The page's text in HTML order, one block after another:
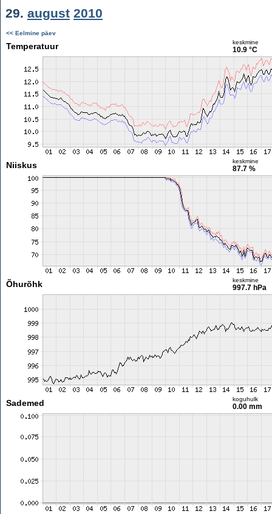
29. august 2010
<< Eelmine päev
Temperatuur keskmine
10.9 °C
Niiskus keskmine
87.7 %
Õhurõhk keskmine
997.7 hPa
Sademed koguhulk
0.00 mm